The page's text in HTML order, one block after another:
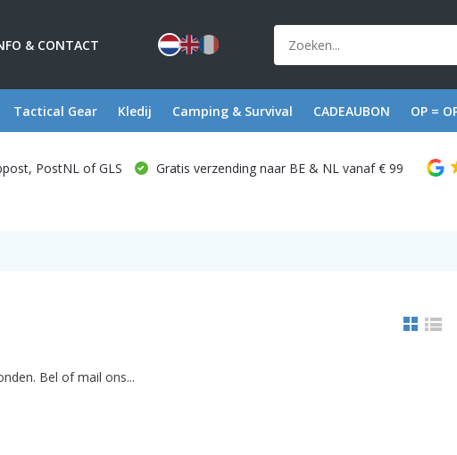
& CONTACT
Tactical Gear Kledij Camping & Survival CADEAUBON OP =
PostNL of GLS Gratis verzending naar BE & NL vanaf € 99
Bel of mail ons...